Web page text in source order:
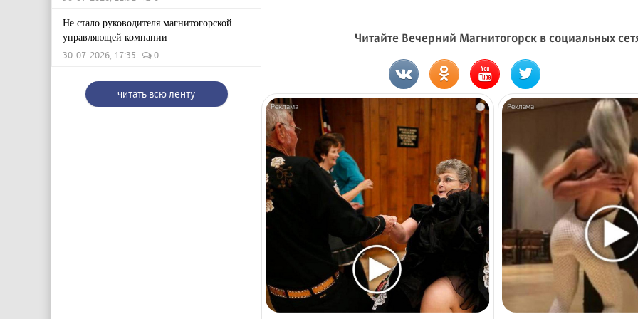
Не стало руководителя магнитогорской
управляющей компании
30-07-2026, 17:35 0
читать всю ленту
Читайте Вечерний Магнитогорск в социальных
i